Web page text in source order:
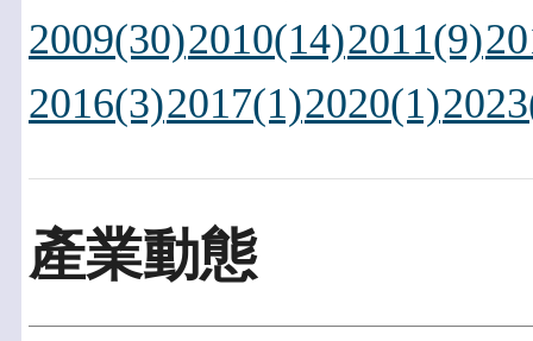
2009(30)2010(14)2011(9)
2016(3)2017(1)2020(1)
產業動態